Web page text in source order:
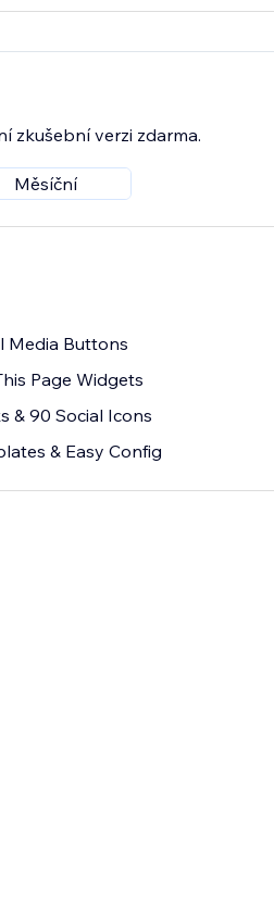
zkušební verzi zdarma.
Měsíční
Media Buttons
Page Widgets
& 90 Social Icons
& Easy Config